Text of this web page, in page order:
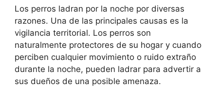
Los perros ladran por la noche por diversas
razones. Una de las principales causas es la
vigilancia territorial. Los perros son
naturalmente protectores de su hogar y cuando
perciben cualquier movimiento o ruido extraño
durante la noche, pueden ladrar para advertir a
sus dueños de una posible amenaza.